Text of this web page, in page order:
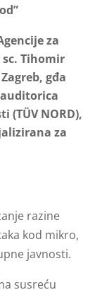
za
Tihomir
gđa
NORD),
za
razine
kod mikro,
javnosti.
susreću